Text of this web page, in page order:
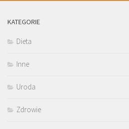
KATEGORIE
Dieta
Inne
Uroda
Zdrowie